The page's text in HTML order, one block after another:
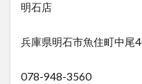
明石店
兵庫県明石市魚住町中尾
078-948-3560